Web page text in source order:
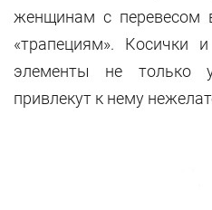
женщинам с перевесом
«трапециям». Косички
элементы не только
привлекут к нему